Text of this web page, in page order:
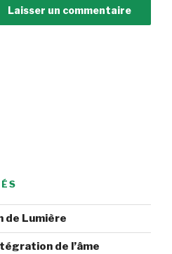
de Lumière
de l’âme